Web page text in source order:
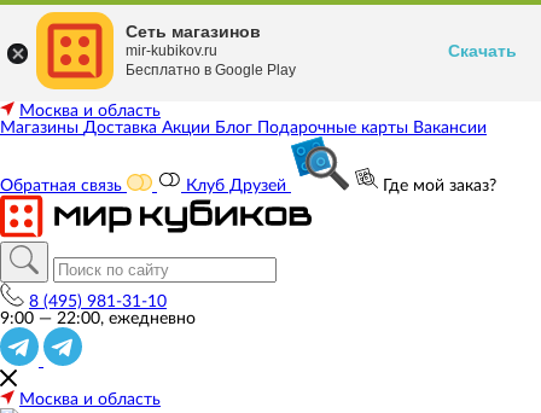
Москва и область
Магазины Доставка Акции Блог Подарочные карты Вакансии
Обратная связь Клуб Друзей Где мой заказ?
8 (495) 981-31-10
9:00 — 22:00, ежедневно
Москва и область
Сеть магазинов
mir-kubikov.ru
Бесплатно в Google Play
Скачать